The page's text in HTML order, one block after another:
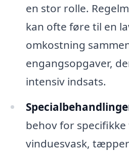
en stor rolle.
kan ofte føre til en
omkostning
engangsopgaver,
intensiv indsats.
behov for
vinduesvask,